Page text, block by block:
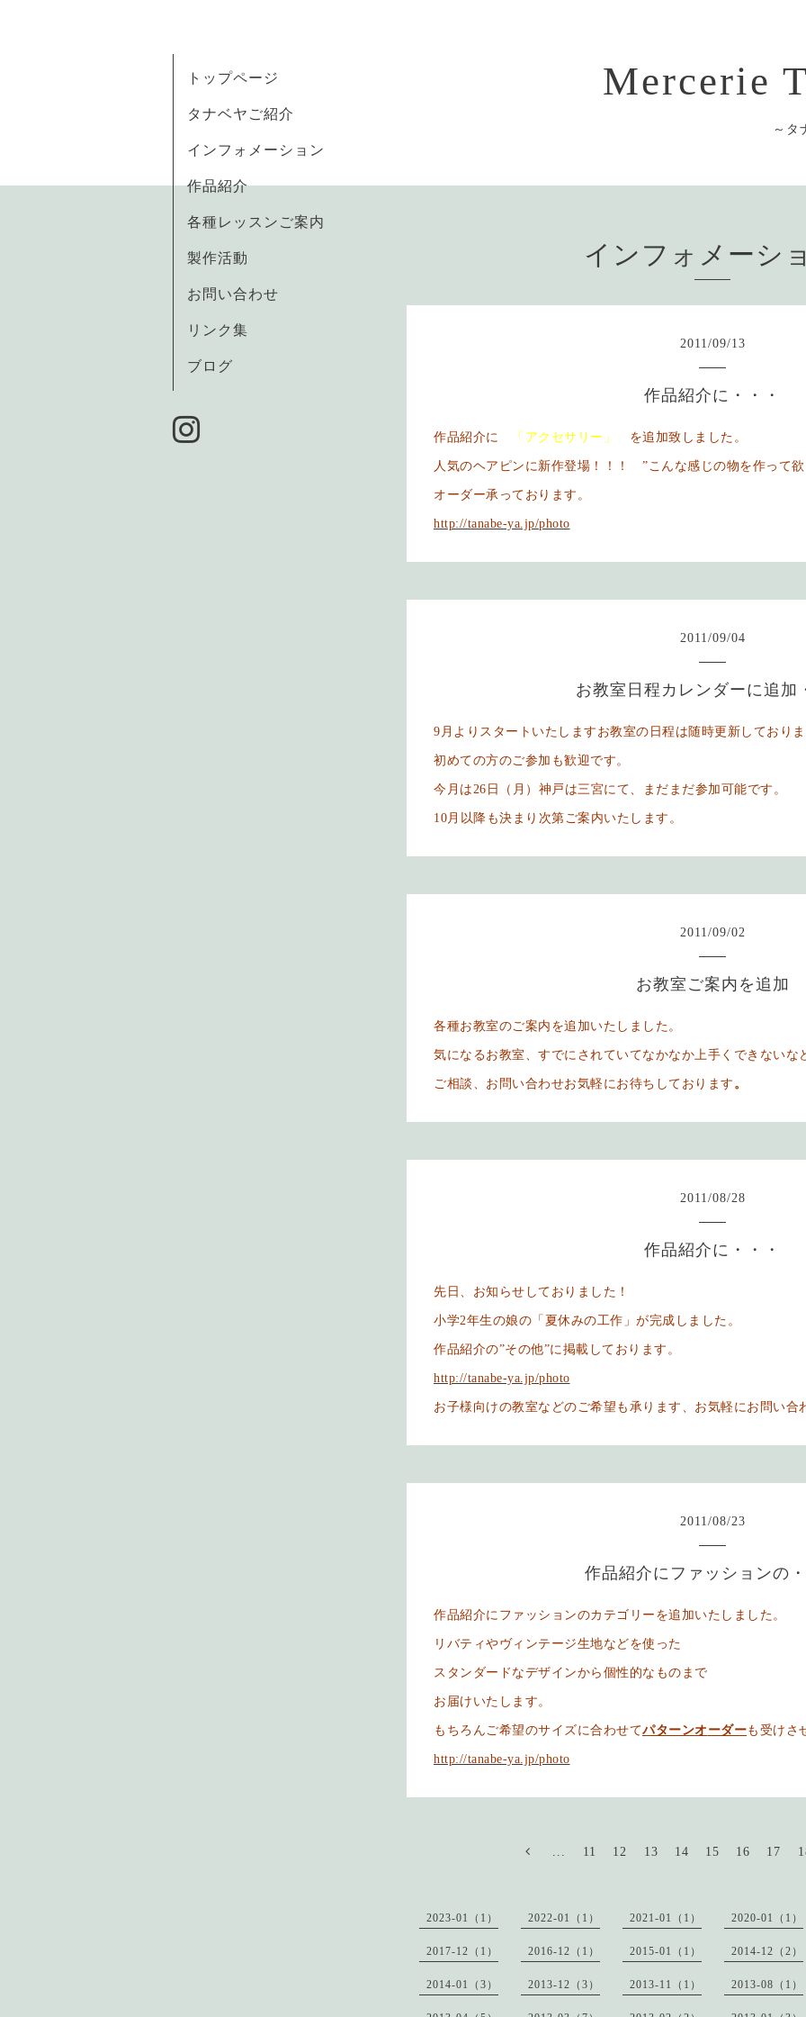
Mercerie
～タ
トップページ
タナベヤご紹介
インフォメーション
作品紹介
各種レッスンご案内
製作活動
お問い合わせ
リンク集
ブログ
インフォメーシ
2011/09/13
作品紹介に・・・
作品紹介に 「アクセサリー」 を追加致しました。
人気のヘアピンに新作登場！！！ ”こんな感じの物を作って
オーダー承っております。
http://tanabe-ya.jp/photo
2011/09/04
お教室日程カレンダーに追加
9月よりスタートいたしますお教室の日程は随時更新しており
初めての方のご参加も歓迎です。
今月は26日（月）神戸は三宮にて、まだまだ参加可能です。
10月以降も決まり次第ご案内いたします。
2011/09/02
お教室ご案内を追加
各種お教室のご案内を追加いたしました。
気になるお教室、すでにされていてなかなか上手くできないな
ご相談、お問い合わせお気軽にお待ちしております 。
2011/08/28
作品紹介に・・・
先日、お知らせしておりました！
小学2年生の娘の「夏休みの工作」が完成しました。
作品紹介の”その他”に掲載しております。
http://tanabe-ya.jp/photo
お子様向けの教室などのご希望も承ります、お気軽にお問い合
2011/08/23
作品紹介にファッションの
作品紹介にファッションのカテゴリーを追加いたしました。
リバティやヴィンテージ生地などを使った
スタンダードなデザインから個性的なものまで
お届けいたします。
もちろんご希望のサイズに合わせてパターンオ ーダーも受けさ
http://tanabe-ya.jp/photo
... 11 12 13 14 15 16 17
2023-01（1） 2022-01（1） 2021-01（1） 2020-01（1）
2017-12（1） 2016-12（1） 2015-01（1） 2014-12（2）
2014-01（3） 2013-12（3） 2013-11（1） 2013-08（1）